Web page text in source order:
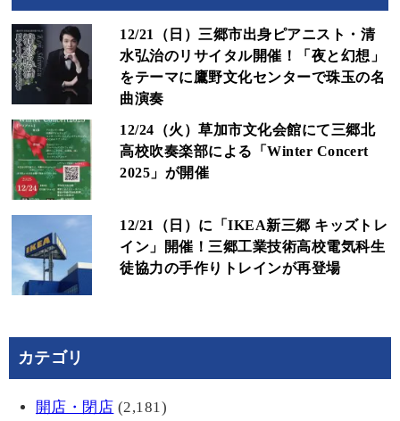
12/21（日）三郷市出身ピアニスト・清
水弘治のリサイタル開催！「夜と幻想」
をテーマに鷹野文化センターで珠玉の名
曲演奏
12/24（火）草加市文化会館にて三郷北
高校吹奏楽部による「Winter Concert
2025」が開催
12/21（日）に「IKEA新三郷 キッズトレ
イン」開催！三郷工業技術高校電気科生
徒協力の手作りトレインが再登場
カテゴリ
開店・閉店 (2,181)